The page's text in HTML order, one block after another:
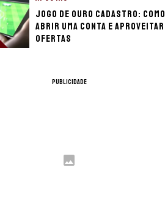
Jogo de Ouro cadastro: como
abrir uma conta e aproveitar
ofertas
PUBLICIDADE